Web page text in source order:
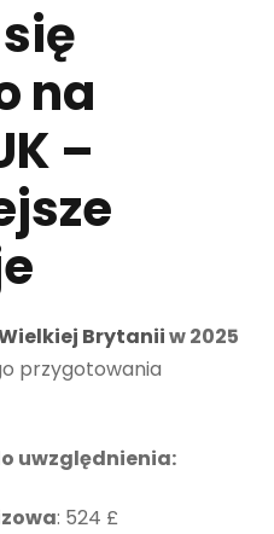
na
–
Brytaniiw 2025
przygotowania
uwzględnienia:
: 524 £